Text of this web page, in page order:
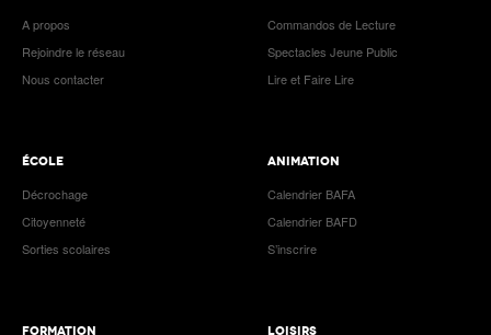
A propos
Rejoindre le réseau
Nous contacter
Commandos de Lecture
Spectacles Jeune Public
Lire et Faire Lire
ÉCOLE
Décrochage
Citoyenneté
Sorties scolaires
ANIMATION
Calendrier BAFA
Calendrier BAFD
S’inscrire
FORMATION LOISIRS